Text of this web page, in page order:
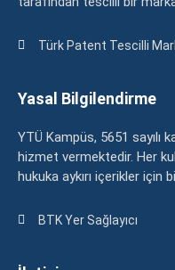
Türk Patent Tescilli
Yasal Bilgilendirme
YTÜ Kampüs, 5651 sayılı
hizmet vermektedir. Her
hukuka aykırı içerikler için
BTK Yer Sağlayıcı